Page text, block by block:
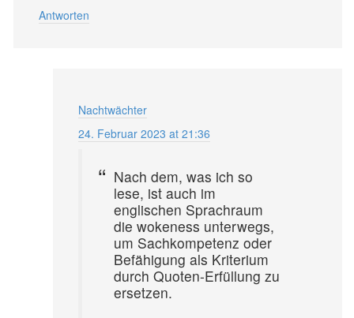
Antworten
Nachtwächter
24. Februar 2023 at 21:36
Nach dem, was ich so
lese, ist auch im
englischen Sprachraum
die wokeness unterwegs,
um Sachkompetenz oder
Befähigung als Kriterium
durch Quoten-Erfüllung zu
ersetzen.